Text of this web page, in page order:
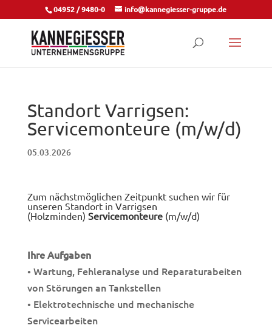
04952 / 9480-0 info@kannegiesser-gruppe.de
Standort Varrigsen:
Servicemonteure (m/w/d)
05.03.2026
Zum nächstmöglichen Zeitpunkt suchen wir für
unseren Standort in Varrigsen
(Holzminden) Servicemonteure(m/w/d)
Ihre Aufgaben
• Wartung, Fehleranalyse und Reparaturabeiten
von Störungen an Tankstellen
• Elektrotechnische und mechanische
Servicearbeiten